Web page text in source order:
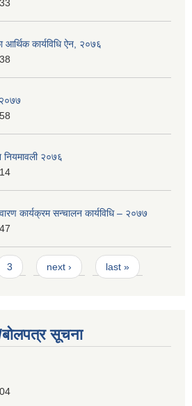
आर्थिक कार्यविधि ऐन, २०७६
नियमावली २०७६
कार्यक्रम सन्चालन कार्यविधि – २०७७
3 next › last »
बोलपत्र सूचना